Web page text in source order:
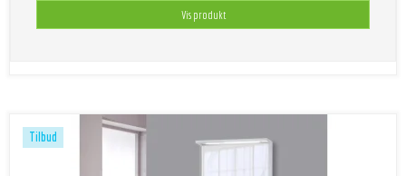
Vis produkt
Tilbud